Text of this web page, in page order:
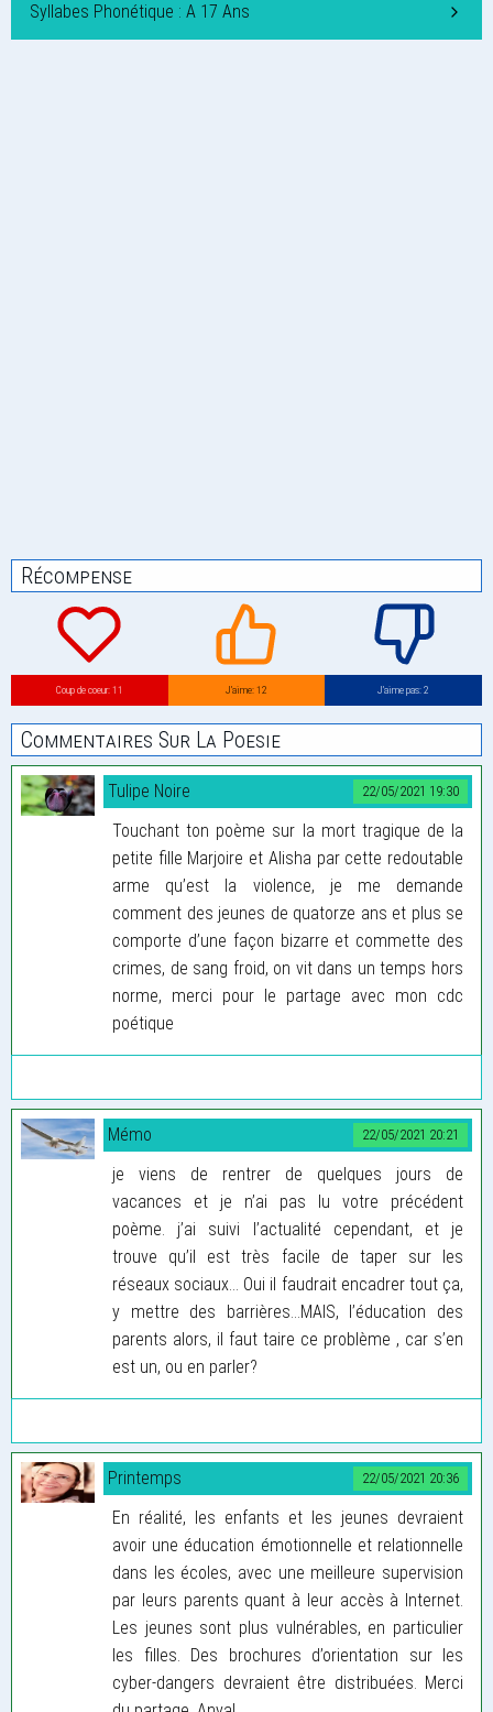
Syllabes Phonétique : A 17 Ans
Récompense
Coup de coeur: 11 J’aime: 12 J’aime pas: 2
Commentaires Sur La Poesie
22/05/2021 19:30
Tulipe Noire
Touchant ton poème sur la mort tragique de la
petite fille Marjoire et Alisha par cette redoutable
arme qu’est la violence, je me demande
comment des jeunes de quatorze ans et plus se
comporte d’une façon bizarre et commette des
crimes, de sang froid, on vit dans un temps hors
norme, merci pour le partage avec mon cdc
poétique
22/05/2021 20:21
Mémo
je viens de rentrer de quelques jours de
vacances et je n’ai pas lu votre précédent
poème. j’ai suivi l’actualité cependant, et je
trouve qu’il est très facile de taper sur les
réseaux sociaux... Oui il faudrait encadrer tout ça,
y mettre des barrières...MAIS, l’éducation des
parents alors, il faut taire ce problème , car s’en
est un, ou en parler?
22/05/2021 20:36
Printemps
En réalité, les enfants et les jeunes devraient
avoir une éducation émotionnelle et relationnelle
dans les écoles, avec une meilleure supervision
par leurs parents quant à leur accès à Internet.
Les jeunes sont plus vulnérables, en particulier
les filles. Des brochures d’orientation sur les
cyber-dangers devraient être distribuées. Merci